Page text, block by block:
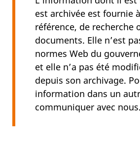
est archivée est fournie
référence, de recherche
documents. Elle n’est
normes Web du
et elle n’a pas été
depuis son archivage.
information dans un
communiquer avec nous.